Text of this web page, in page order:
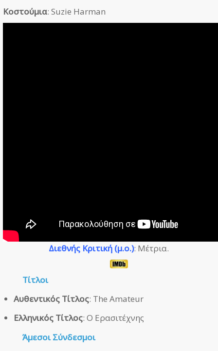
Κοστούμια: Suzie Harman
Διεθνής Κριτική (μ.ο.): Μέτρια.
Τίτλοι
Αυθεντικός Τίτλος: The Amateur
Ελληνικός Τίτλος: Ο Ερασιτέχνης
ΆμεσοιΣύνδεσμοι